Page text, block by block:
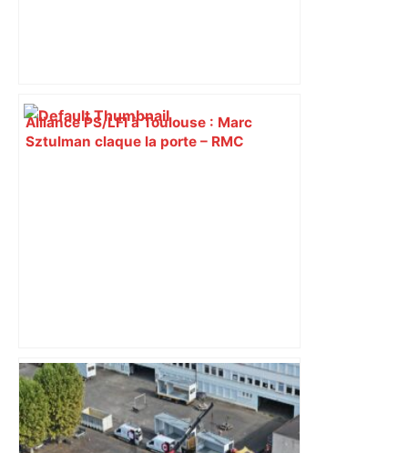
Alliance PS/LFI à Toulouse : Marc
Sztulman claque la porte – RMC
"C'est la reprise des bouchons et c'est
horrible", plus de 17 km de
ralentissements autour de Toulouse ce
jeudi matin, on vous donne les